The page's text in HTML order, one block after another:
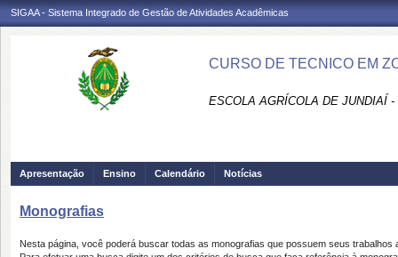
SIGAA - Sistema Integrado de Gestão de Atividades Acadêmicas
CURSO DE TECNICO EM
ESCOLA AGRÍCOLA DE JUNDIAÍ -
Apresentação Ensino Calendário Notícias
Monografias
Nesta página, você poderá buscar todas as monografias que possuem seus trabalhos